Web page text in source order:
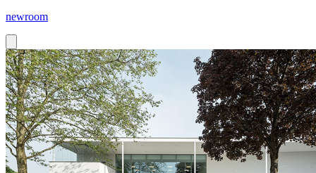
newroom